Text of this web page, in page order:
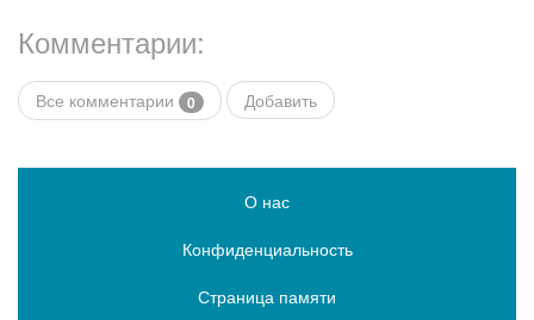
Комментарии:
Все комментарии 0 Добавить
О нас
Конфиденциальность
Страница памяти